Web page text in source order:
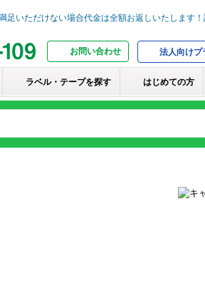
お問い合わせ 法人向けプ
ラベル・テープを探す はじめての方